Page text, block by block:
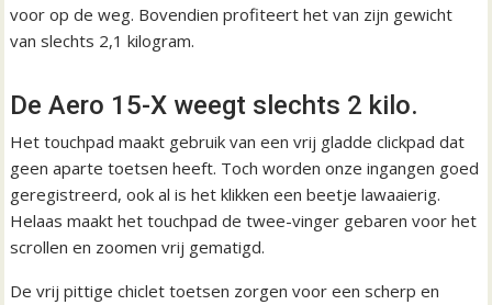
voor op de weg. Bovendien profiteert het van zijn gewicht
van slechts 2,1 kilogram.
De Aero 15-X weegt slechts 2 kilo.
Het touchpad maakt gebruik van een vrij gladde clickpad dat
geen aparte toetsen heeft. Toch worden onze ingangen goed
geregistreerd, ook al is het klikken een beetje lawaaierig.
Helaas maakt het touchpad de twee-vinger gebaren voor het
scrollen en zoomen vrij gematigd.
De vrij pittige chiclet toetsen zorgen voor een scherp en